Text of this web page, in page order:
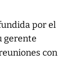
por el
gerente
con